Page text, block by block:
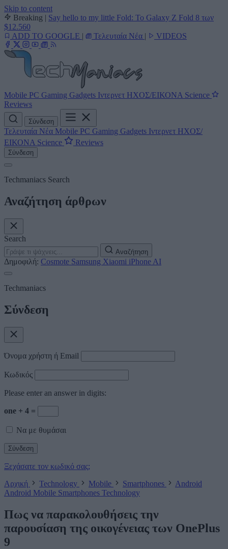
Skip to content
Breaking | Say hello to my little Fold: Το Galaxy Z Fold 8 των
$12.560
ADD TO GOOGLE | Τελευταία Νέα | VIDEOS
Mobile PC Gaming Gadgets Ιντερνετ ΗΧΟΣ/ΕΙΚΟΝΑ Science
Reviews
Σύνδεση
Τελευταία Νέα Mobile PC Gaming Gadgets Ιντερνετ ΗΧΟΣ/
ΕΙΚΟΝΑ Science Reviews
Σύνδεση
Techmaniacs Search
Αναζήτηση άρθρων
Search
Αναζήτηση
Δημοφιλή: Cosmote Samsung Xiaomi iPhone AI
Techmaniacs
Σύνδεση
Όνομα χρήστη ή Email
Κωδικός
Please enter an answer in digits:
one + 4 =
Να με θυμάσαι
Ξεχάσατε τον κωδικό σας;
Αρχική
Technology Mobile Smartphones
Android
Android Mobile Smartphones Technology
Πως να παρακολουθήσεις την
παρουσίαση της οικογένειας των OnePlus
9